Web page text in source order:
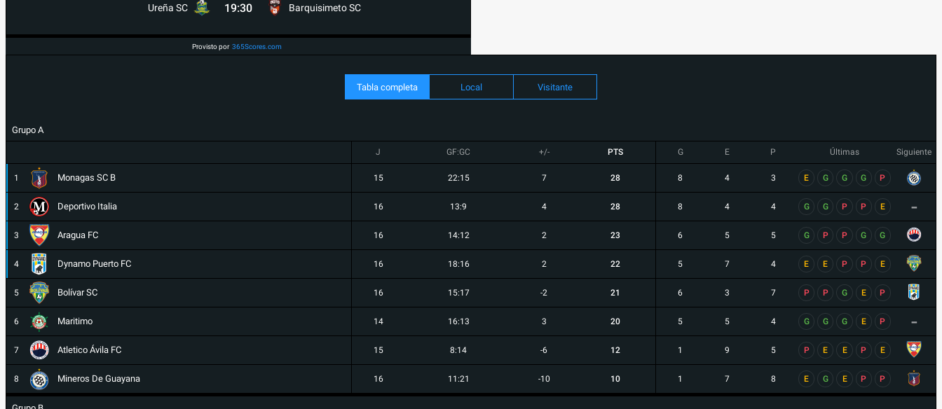
Ureña SC 19:30 Barquisimeto SC
Provisto por 365Scores.com
Tabla completa Local Visitante
Grupo A
J GF:GC +/- PTS G E P Últimas Siguiente
1 Monagas SC B 15 22:15 7 28 8 4 3 E G G G P
2 Deportivo Italia 16 13:9 4 28 8 4 4 G G P P E -
3 Aragua FC 16 14:12 2 23 6 5 5 G P P G G
4 Dynamo Puerto FC 16 18:16 2 22 5 7 4 E E P P E
5 Bolívar SC 16 15:17 -2 21 6 3 7 P P G E P
6 Maritimo 14 16:13 3 20 5 5 4 G G G E P -
7 Atletico Ávila FC 15 8:14 -6 12 1 9 5 P E E P E
8 Mineros De Guayana 16 11:21 -10 10 1 7 8 E G E P P